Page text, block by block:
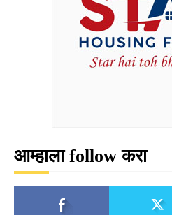
आम्हाला follow करा